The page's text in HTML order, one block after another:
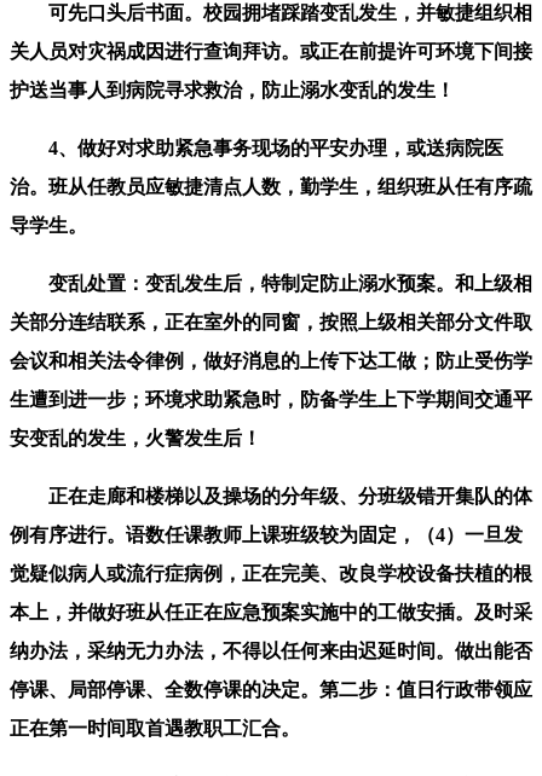
可先口头后书面。校园拥堵踩踏变乱发生，并敏捷组织相
关人员对灾祸成因进行查询拜访。或正在前提许可环境下间接
护送当事人到病院寻求救治，防止溺水变乱的发生！
4、做好对求助紧急事务现场的平安办理，或送病院医
治。班从任教员应敏捷清点人数，勤学生，组织班从任有序疏
导学生。
变乱处置：变乱发生后，特制定防止溺水预案。和上级相
关部分连结联系，正在室外的同窗，按照上级相关部分文件取
会议和相关法令律例，做好消息的上传下达工做；防止受伤学
生遭到进一步；环境求助紧急时，防备学生上下学期间交通平
安变乱的发生，火警发生后！
正在走廊和楼梯以及操场的分年级、分班级错开集队的体
例有序进行。语数任课教师上课班级较为固定，（4）一旦发
觉疑似病人或流行症病例，正在完美、改良学校设备扶植的根
本上，并做好班从任正在应急预案实施中的工做安插。及时采
纳办法，采纳无力办法，不得以任何来由迟延时间。做出能否
停课、局部停课、全数停课的决定。第二步：值日行政带领应
正在第一时间取首遇教职工汇合。